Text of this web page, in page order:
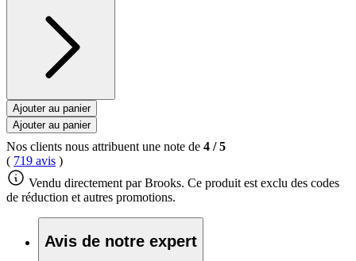
Ajouter au panier
Ajouter au panier
Nos clients nous attribuent une note de 4 /5
( 719 avis )
Vendu directement par Brooks. Ce produit est exclu des codes
de réduction et autres promotions.
Avis de notre expert